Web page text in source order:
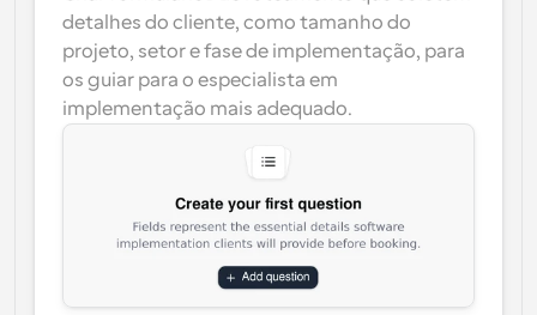
detalhes do cliente, como tamanho do
projeto, setor e fase de implementação, para
os guiar para o especialista em
implementação mais adequado.